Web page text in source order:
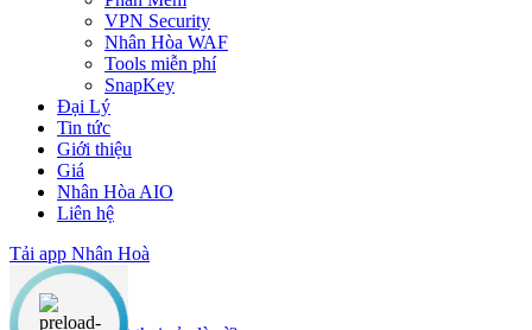
VPN Security
Nhân Hòa WAF
Tools miễn phí
SnapKey
Đại Lý
Tin tức
Giới thiệu
Giá
Nhân Hòa AIO
Liên hệ
Tải app Nhân Hoà
Nội dung chính